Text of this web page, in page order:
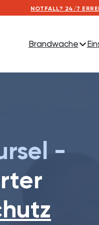
NOTFALL? 24/7
Brandwache
-